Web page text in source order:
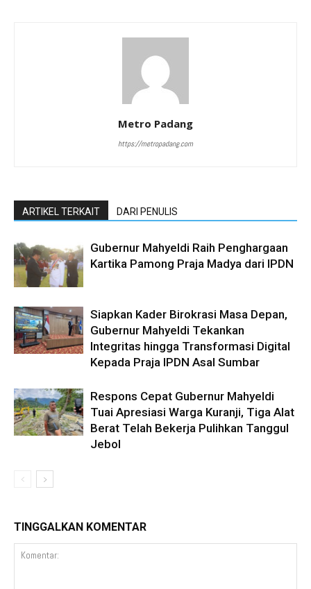
Metro Padang
https://metropadang.com
ARTIKEL TERKAIT DARI PENULIS
Gubernur Mahyeldi Raih Penghargaan
Kartika Pamong Praja Madya dari IPDN
Siapkan Kader Birokrasi Masa Depan,
Gubernur Mahyeldi Tekankan
Integritas hingga Transformasi Digital
Kepada Praja IPDN Asal Sumbar
Respons Cepat Gubernur Mahyeldi
Tuai Apresiasi Warga Kuranji, Tiga Alat
Berat Telah Bekerja Pulihkan Tanggul
Jebol
TINGGALKAN KOMENTAR